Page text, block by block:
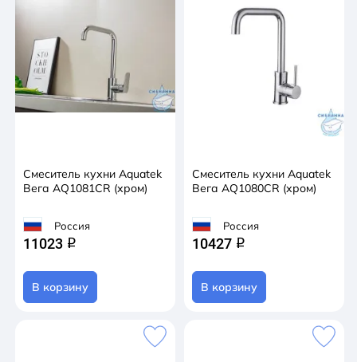
Смеситель кухни Aquatek
Вега AQ1081CR (хром)
Россия
11023 q
В корзину
Смеситель кухни Aquatek
Вега AQ1080CR (хром)
Россия
10427 q
В корзину